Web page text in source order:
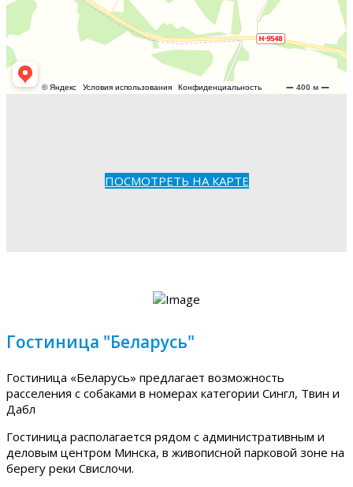
ПОСМОТРЕТЬ НА КАРТЕ
Гостиница "Беларусь"
Гостиница «Беларусь» предлагает возможность
расселения с собаками в номерах категории Сингл, Твин и
Дабл
Гостиница располагается рядом с административным и
деловым центром Минска, в живописной парковой зоне на
берегу реки Свислочи.